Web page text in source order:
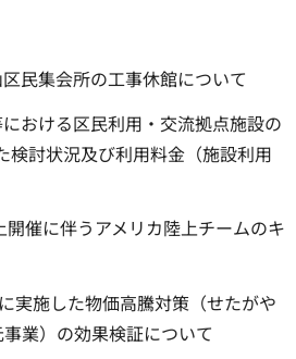
区民集会所の工事休館について
における区民利用・交流拠点施設の
検討状況及び利用料金（施設利用
開催に伴うアメリカ陸上チームのキ
実施した物価高騰対策（せたがや
業）の効果検証について